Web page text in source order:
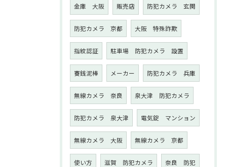
金庫 大阪 販売店 防犯カメラ 玄関
防犯カメラ 京都 大阪 特殊詐欺
指紋認証 駐車場 防犯カメラ 設置
賽銭泥棒 メーカー 防犯カメラ 兵庫
無線カメラ 奈良 泉大津 防犯カメラ
防犯カメラ 泉大津 電気錠 マンション
無線カメラ 大阪 無線カメラ 京都
使い方 滋賀 防犯カメラ 奈良 防犯